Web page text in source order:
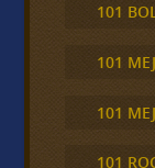
101
101
101
101